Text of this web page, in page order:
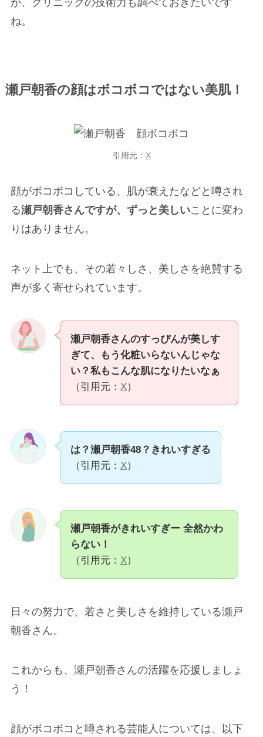
ね。
瀬戸朝香の顔はボコボコではない美肌！
引用元： X
顔がボコボコしている、肌が衰えたなどと噂され
る瀬戸朝香さんですが、ずっと美しいことに変わ
りはありません。
ネット上でも、その若々しさ、美しさを絶賛する
声が多く寄せられています。
瀬戸朝香さんのすっぴんが美しす
ぎて、もう化粧いらないんじゃな
い？私もこんな肌になりたいなぁ
（引用元： X）
は？瀬戸朝香48？きれいすぎる
（引用元： X）
瀬戸朝香がきれいすぎー 全然かわ
らない！
（引用元： X）
日々の努力で、若さと美しさを維持している瀬戸
朝香さん。
これからも、瀬戸朝香さんの活躍を応援しましょ
う！
顔がボコボコと噂される芸能人については、以下